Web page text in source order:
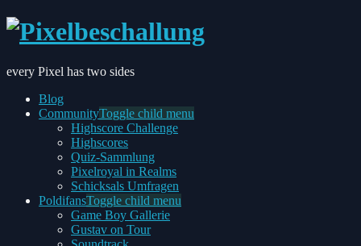
every Pixel has two sides
Blog
CommunityToggle child menu
Highscore Challenge
Highscores
Quiz-Sammlung
Pixelroyal in Realms
Schicksals Umfragen
PoldifansToggle child menu
Game Boy Gallerie
Gustav on Tour